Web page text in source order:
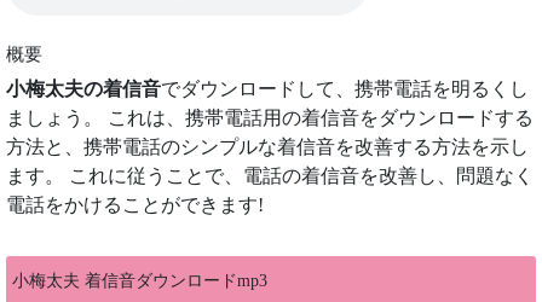
概要
小梅太夫の着信音でダウンロードして、携帯電話を明るくし
ましょう。 これは、携帯電話用の着信音をダウンロードする
方法と、携帯電話のシンプルな着信音を改善する方法を示し
ます。 これに従うことで、電話の着信音を改善し、問題なく
電話をかけることができます!
小梅太夫 着信音ダウンロードmp3